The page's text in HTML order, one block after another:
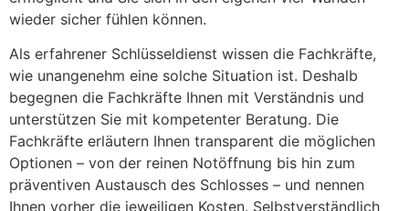
wieder sicher fühlen können.
Als erfahrener Schlüsseldienst wissen die Fachkräfte,
wie unangenehm eine solche Situation ist. Deshalb
begegnen die Fachkräfte Ihnen mit Verständnis und
unterstützen Sie mit kompetenter Beratung. Die
Fachkräfte erläutern Ihnen transparent die möglichen
Optionen – von der reinen Notöffnung bis hin zum
präventiven Austausch des Schlosses – und nennen
Ihnen vorher die jeweiligen Kosten. Selbstverständlich